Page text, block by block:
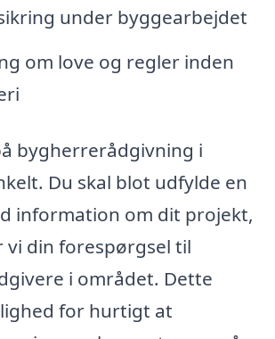
under byggearbejdet
om love og regler inden
bygherrerådgivning i
Du skal blot udfylde en
information om dit projekt,
vi din forespørgsel til
i området. Dette
for hurtigt at